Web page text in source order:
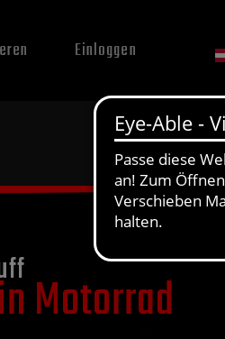
Einloggen
Motorrad